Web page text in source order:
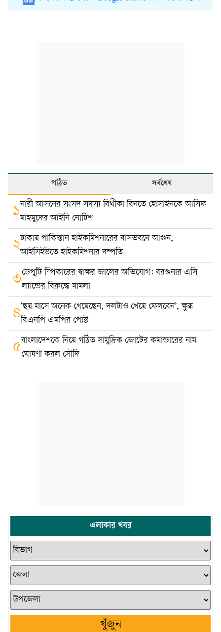
পঠিত সর্বশেষ
১নারী আসনের সংসদ সদস্য বিথীকা বিনতে হোসাইনকে আসিফ
মাহমুদের আইনি নোটিশ
২ঢাকায় পাকিস্তান হাইকমিশনারের বাসভবনে আগুন,
আইসিইউতে হাইকমিশনার দম্পতি
৩ডেপুটি স্পিকারের স্বাক্ষর জালের অভিযোগ: বরগুনার এসি
ল্যান্ডের বিরুদ্ধে মামলা
৪‘ছয় মাসে অনেক খেয়েছেন, দলটাও খেয়ে ফেলবেন’, ক্ষুব্ধ
বিএনপি এমপির পোস্ট
৫বাংলাদেশকে নিয়ে গঠিত সামুদ্রিক জোটের কমান্ডারের নাম
ঘোষণা করল সৌদি
এলাকার খবর
খুঁজুন